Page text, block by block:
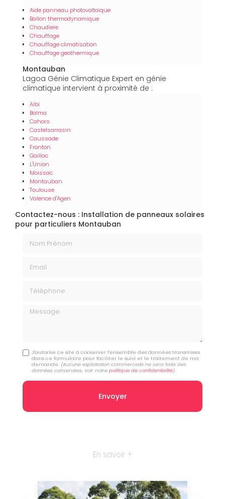
Aide panneau photovoltaïque
Ballon thermodynamique
Chaudiere
Chauffage
Chauffage climatisation
Chauffage geothermique
Montauban
Lagoa Génie Climatique Expert en génie
climatique intervient à proximité de :
Albi
Balma
Cahors
Castelsarrasin
Caussade
Fronton
Gaillac
L'Union
Moissac
Montauban
Toulouse
Valence d'Agen
Contactez-nous : Installation de panneaux solaires
pour particuliers Montauban
Message
J'autorise ce site à conserver l'ensemble des données transmises
dans ce formulaire pour faciliter le suivi et le traitement de ma
demande. (Aucune exploitation commerciale ne sera faite des
données conservées. Voir notrepolitique de confidentialité)
En savoir +